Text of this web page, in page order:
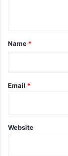
*
Name *
Email *
Website